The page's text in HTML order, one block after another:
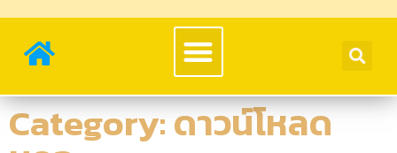
Category: ดาวน์โหลด